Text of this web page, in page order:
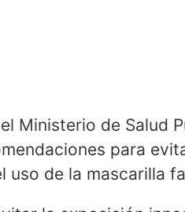
Ministerio de Salud
para
uso de la mascarilla